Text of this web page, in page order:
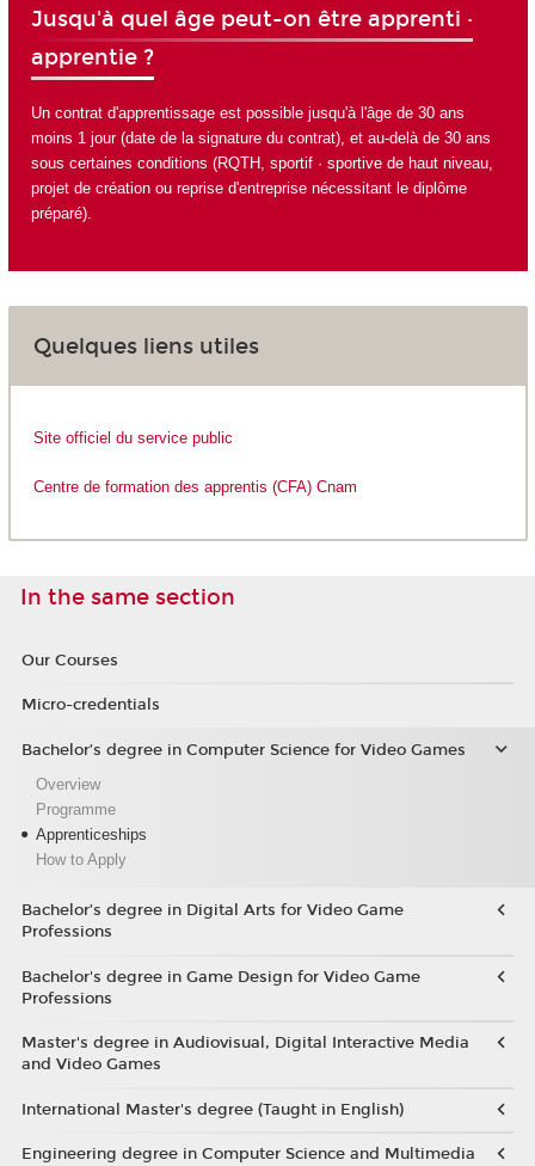
Jusqu'à quel âge peut-on être apprenti ·
apprentie ?
Un contrat d'apprentissage est possible jusqu'à l'âge de 30 ans
moins 1 jour (date de la signature du contrat), et au-delà de 30 ans
sous certaines conditions (RQTH, sportif · sportive de haut niveau,
projet de création ou reprise d'entreprise nécessitant le diplôme
préparé).
Quelques liens utiles
Site officiel du service public
Centre de formation des apprentis (CFA) Cnam
In the same section
Our Courses
Micro-credentials
Bachelor’s degree in Computer Science for Video Games
Overview
Programme
Apprenticeships
How to Apply
Bachelor’s degree in Digital Arts for Video Game
Professions
Bachelor's degree in Game Design for Video Game
Professions
Master's degree in Audiovisual, Digital Interactive Media
and Video Games
International Master's degree (Taught in English)
Engineering degree in Computer Science and Multimedia